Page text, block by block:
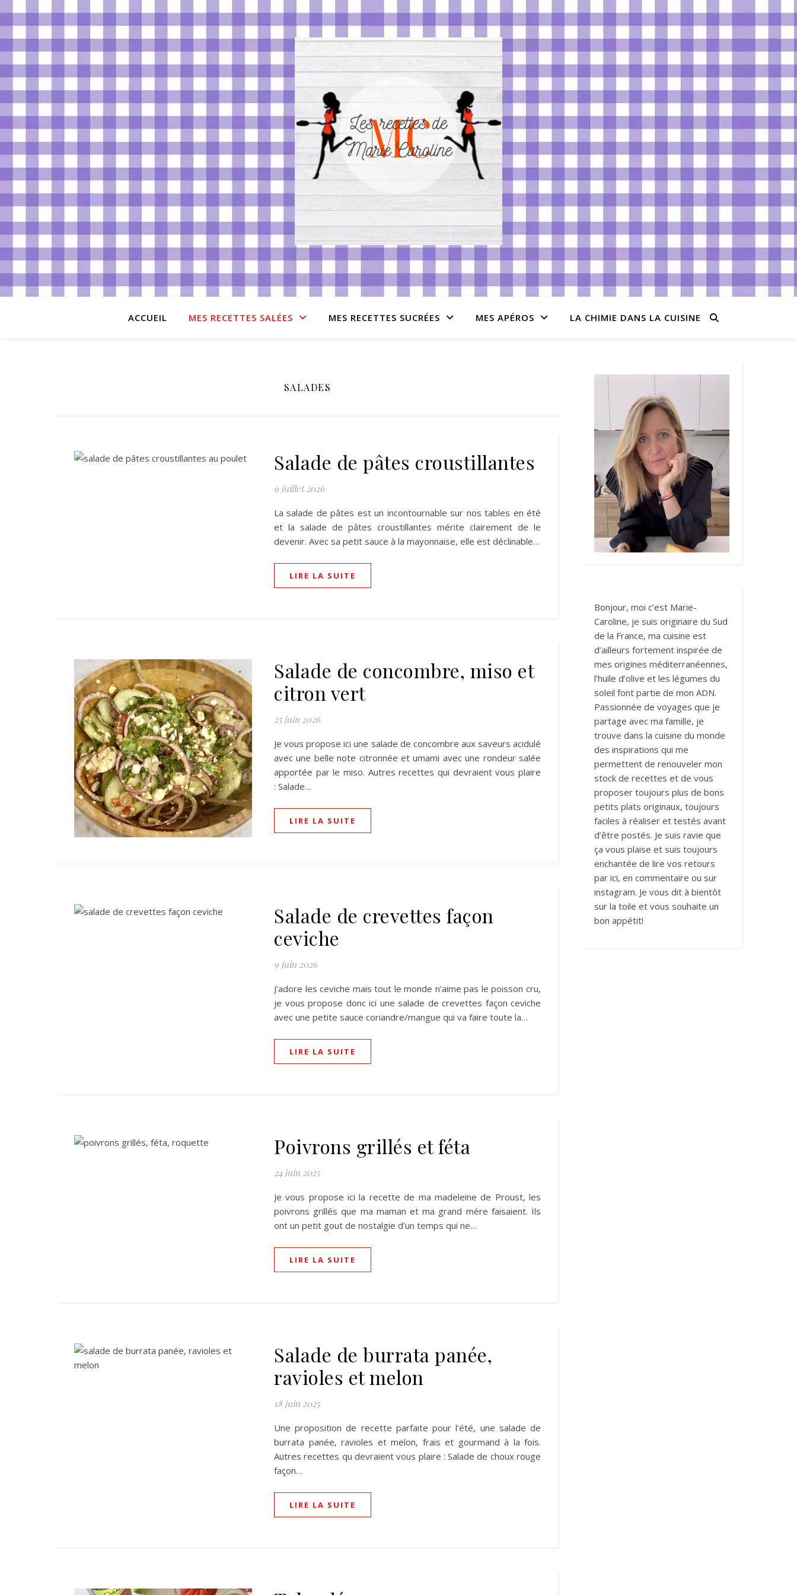
ACCUEIL MES RECETTES SALÉES MES RECETTES SUCRÉES MES APÉROS LA CHIMIE DANS LA CUISINE
SALADES
Salade de pâtes croustillantes
9 juillet 2026
La salade de pâtes est un incontournable sur nos tables en été
et la salade de pâtes croustillantes mérite clairement de le
devenir. Avec sa petit sauce à la mayonnaise, elle est déclinable…
LIRE LA SUITE
Salade de concombre, miso et
citron vert
25 juin 2026
Je vous propose ici une salade de concombre aux saveurs acidulé
avec une belle note citronnée et umami avec une rondeur salée
apportée par le miso. Autres recettes qui devraient vous plaire
: Salade…
LIRE LA SUITE
Salade de crevettes façon
ceviche
9 juin 2026
J’adore les ceviche mais tout le monde n’aime pas le poisson cru,
je vous propose donc ici une salade de crevettes façon ceviche
avec une petite sauce coriandre/mangue qui va faire toute la…
LIRE LA SUITE
Poivrons grillés et féta
24 juin 2025
Je vous propose ici la recette de ma madeleine de Proust, les
poivrons grillés que ma maman et ma grand mère faisaient. Ils
ont un petit gout de nostalgie d’un temps qui ne…
LIRE LA SUITE
Salade de burrata panée,
ravioles et melon
18 juin 2025
Une proposition de recette parfaite pour l’été, une salade de
burrata panée, ravioles et melon, frais et gourmand à la fois.
Autres recettes qu devraient vous plaire : Salade de choux rouge
façon…
LIRE LA SUITE
Bonjour, moi c’est Marie-
Caroline, je suis originaire du Sud
de la France, ma cuisine est
d’ailleurs fortement inspirée de
mes origines méditerranéennes,
l’huile d’olive et les légumes du
soleil font partie de mon ADN.
Passionnée de voyages que je
partage avec ma famille, je
trouve dans la cuisine du monde
des inspirations qui me
permettent de renouveler mon
stock de recettes et de vous
proposer toujours plus de bons
petits plats originaux, toujours
faciles à réaliser et testés avant
d’être postés. Je suis ravie que
ça vous plaise et suis toujours
enchantée de lire vos retours
par ici, en commentaire ou sur
instagram. Je vous dit à bientôt
sur la toile et vous souhaite un
bon appétit!